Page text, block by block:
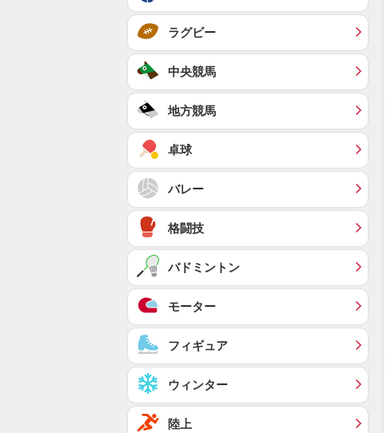
ラグビー
中央競馬
地方競馬
卓球
バレー
格闘技
バドミントン
モーター
フィギュア
ウィンター
陸上